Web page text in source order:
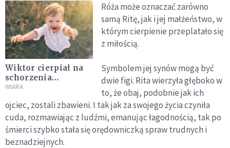
Wiktor cierpiał na
schorzenia
wynikające z
pomocą przyszła św.
Rita
WIARA
Róża może oznaczać zarówno
samą Ritę, jak i jej małżeństwo, w
którym cierpienie przeplatało się
z miłością.
Symbolem jej synów mogą być
dwie figi. Rita wierzyła głęboko w
to, że obaj, podobnie jak ich
ojciec, zostali zbawieni. I tak jak za swojego życia czyniła
cuda, rozmawiając z ludźmi, emanując łagodnością, tak po
śmierci szybko stała się orędowniczką spraw trudnych i
beznadziejnych.